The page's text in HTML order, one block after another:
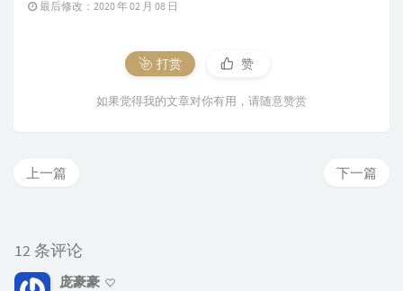
最后修改：2020 年 02 月 08 日
打赏 赞
如果觉得我的文章对你有用，请随意赞赏
下一篇
上一篇
12 条评论
庞豪豪